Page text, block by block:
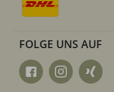
FOLGE UNS AUF